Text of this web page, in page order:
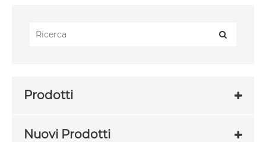
Prodotti
Nuovi Prodotti